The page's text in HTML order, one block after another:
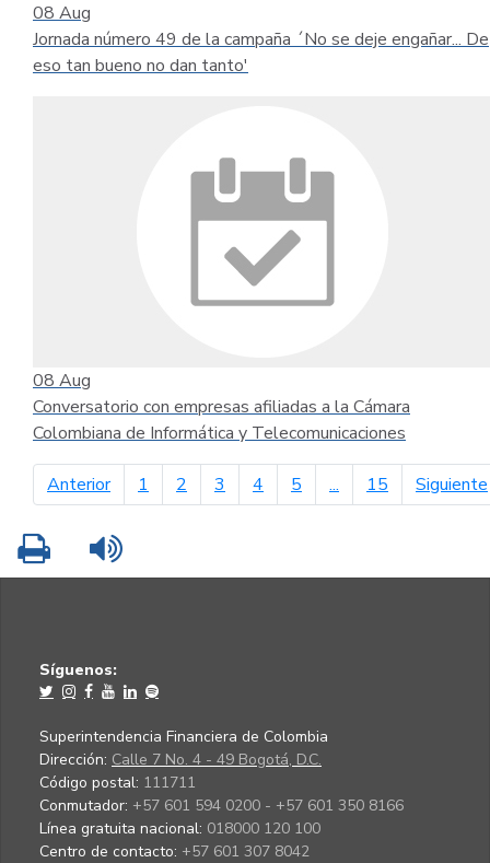
08 Aug
Jornada número 49 de la campaña ´No se deje engañar... De
eso tan bueno no dan tanto'
08 Aug
Conversatorio con empresas afiliadas a la Cámara
Colombiana de Informática y Telecomunicaciones
Anteriorpágina anterior
1 2 3 4 5 ... 15 Siguiente
Imprimir
Síguenos:
Superintendencia Financiera de Colombia
Dirección: Calle 7 No. 4 - 49 Bogotá, D.C.
Código postal: 111711
Conmutador: +57 601 594 0200 - +57 601 350 8166
Línea gratuita nacional: 018000 120 100
Centro de contacto: +57 601 307 8042